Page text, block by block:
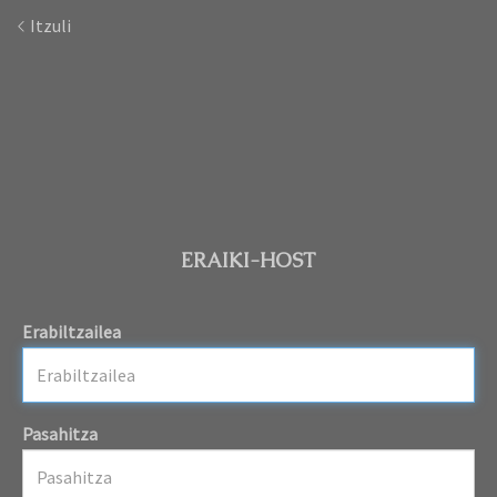
Itzuli
ERAIKI-HOST
Erabiltzailea
Pasahitza